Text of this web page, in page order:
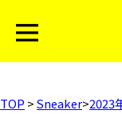
TOP >Sneaker>2023